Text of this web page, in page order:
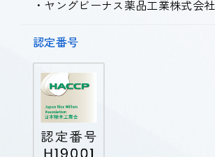
・ヤングビーナス薬品工業株式会社
認定番号